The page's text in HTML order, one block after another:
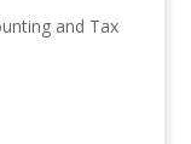
and Tax